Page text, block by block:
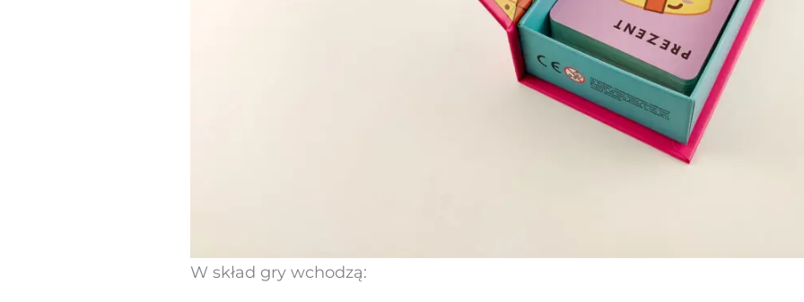
W skład gry wchodzą: